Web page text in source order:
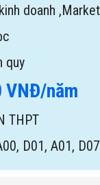
doanh ,
quy
VNĐ/năm
THPT
D01, A01, D07